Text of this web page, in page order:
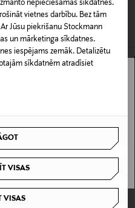
nepieciešamās sīkdatnes.
vietnes darbību. Bez tām
Jūsu piekrišanu Stockmann
un mārketinga sīkdatnes.
iespējams zemāk. Detalizētu
sīkdatnēm atradīsiet
VISAS
VISAS
Uzmanīgi
sastāvdaļas
apsvērumu dēļ
preces, ja to zīmogs ir
un dabiskiem līdzekļiem,
sākotnējā neatvērtajā
ARĪ
CLINIQUE
tavā valstī.